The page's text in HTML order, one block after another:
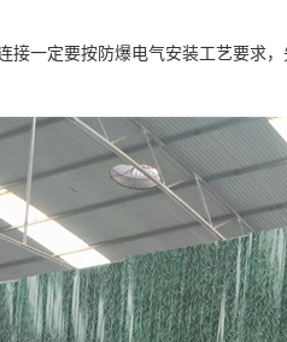
接一定要按防爆电气安装工艺要求